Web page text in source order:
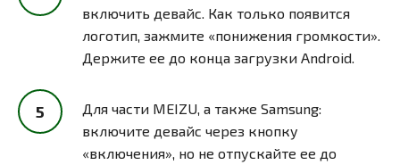
включить девайс. Как только появится
логотип, зажмите «понижения громкости».
Держите ее до конца загрузки Android.
Для части MEIZU, а также Samsung:
включите девайс через кнопку
«включения», но не отпускайте ее до